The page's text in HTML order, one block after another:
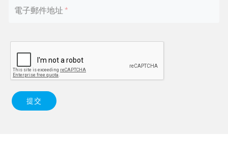
電子郵件地址
提交